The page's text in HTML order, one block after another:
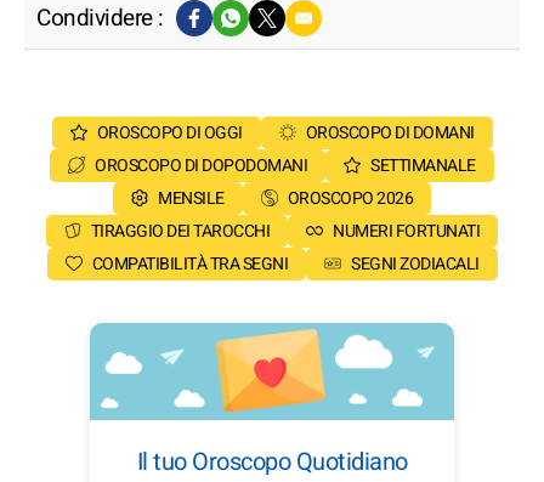
Condividere :
OROSCOPO DI OGGI
OROSCOPO DI DOMANI
OROSCOPO DI DOPODOMANI
SETTIMANALE
MENSILE
OROSCOPO 2026
TIRAGGIO DEI TAROCCHI
NUMERI FORTUNATI
COMPATIBILITÀ TRA SEGNI
SEGNI ZODIACALI
Il tuo Oroscopo Quotidiano